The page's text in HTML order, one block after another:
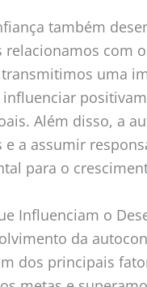
também
relacionamos com
uma
Além disso, a
e a assumir
para o
Influenciam o
da
dos principais